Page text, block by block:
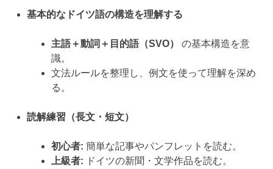
基本的なドイツ語の構造を理解する
主語＋動詞＋目的語（SVO）
の基本構造を意
識。
文法ルールを整理し、例文を使って理解を深め
る。
読解練習（長文・短文）
初心者: 簡単な記事やパンフレットを読む。
上級者: ドイツの新聞・文学作品を読む。